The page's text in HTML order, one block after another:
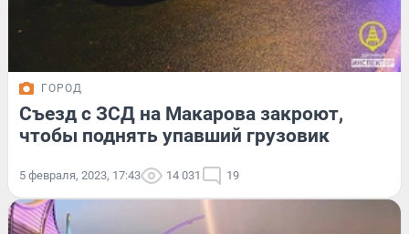
ГОРОД
Съезд с ЗСД на Макарова закроют,
чтобы поднять упавший грузовик
5 февраля, 2023, 17:43 14 031 19